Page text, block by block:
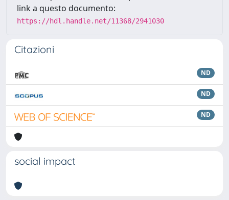
link a questo documento:
https://hdl.handle.net/11368/2941030
Citazioni
ND
ND
ND
social impact